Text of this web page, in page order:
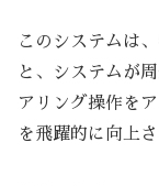
このシステムは
と、システムが
アリング操作を
を飛躍的に向上さ